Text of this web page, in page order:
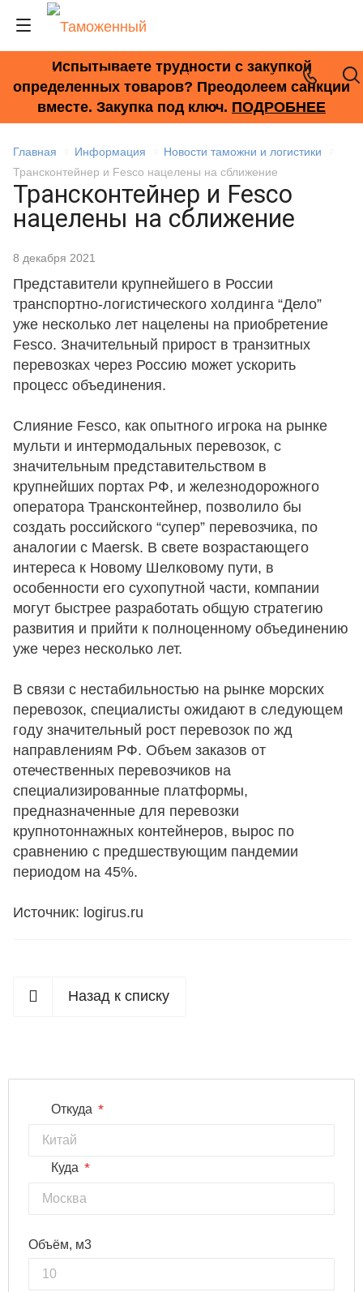
+7 (495) 278-33-33
Испытываете трудности с закупкой
определенных товаров? Преодолеем санкции
вместе. Закупка под ключ. ПОДРОБНЕЕ
Главная Информация
Новости таможни и логистики
Трансконтейнер и Fesco нацелены на сближение
Трансконтейнер и Fesco
нацелены на сближение
8 декабря 2021
Представители крупнейшего в России
транспортно-логистического холдинга “Дело”
уже несколько лет нацелены на приобретение
Fesco. Значительный прирост в транзитных
перевозках через Россию может ускорить
процесс объединения.
Слияние Fesco, как опытного игрока на рынке
мульти и интермодальных перевозок, с
значительным представительством в
крупнейших портах РФ, и железнодорожного
оператора Трансконтейнер, позволило бы
создать российского “супер” перевозчика, по
аналогии с Maersk. В свете возрастающего
интереса к Новому Шелковому пути, в
особенности его сухопутной части, компании
могут быстрее разработать общую стратегию
развития и прийти к полноценному объединению
уже через несколько лет.
В связи с нестабильностью на рынке морских
перевозок, специалисты ожидают в следующем
году значительный рост перевозок по жд
направлениям РФ. Объем заказов от
отечественных перевозчиков на
специализированные платформы,
предназначенные для перевозки
крупнотоннажных контейнеров, вырос по
сравнению с предшествующим пандемии
периодом на 45%.
Источник: logirus.ru
Назад к списку
Откуда *
Куда *
Объём, м3